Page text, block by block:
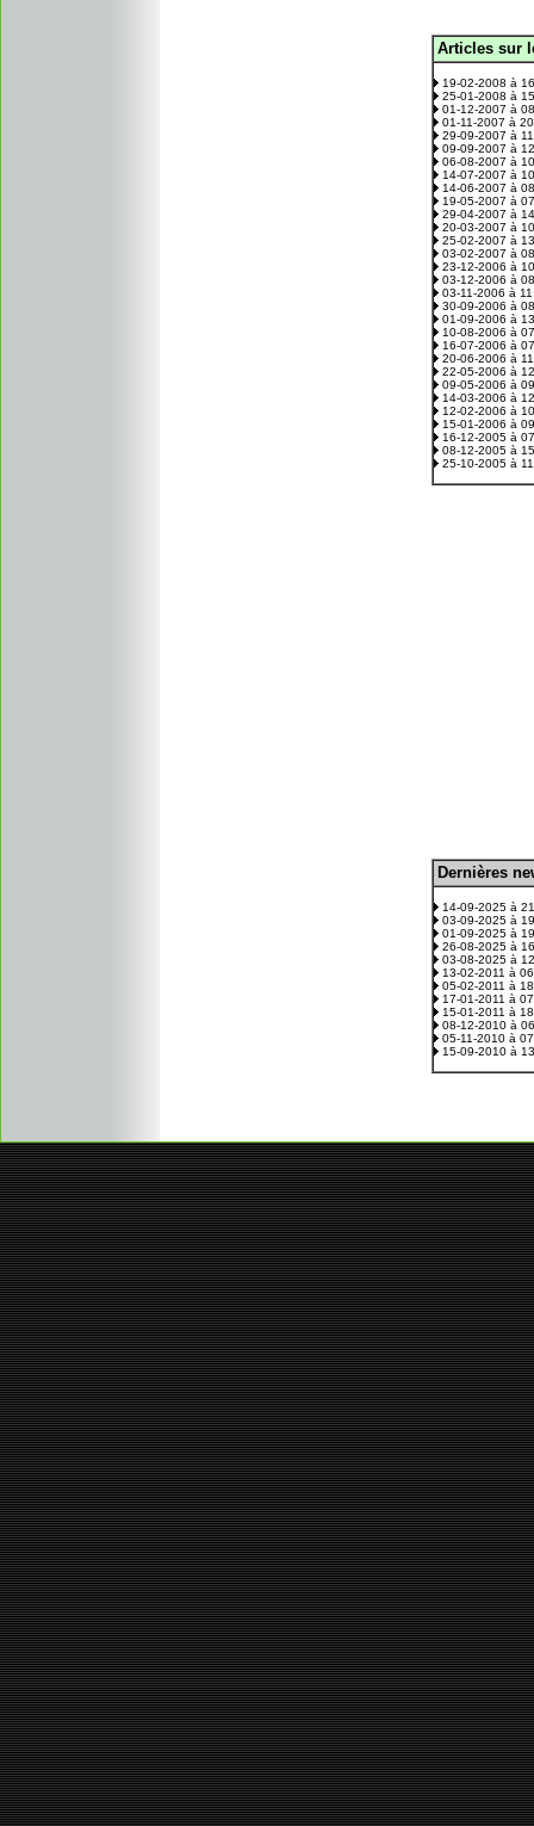
Articles sur
19-02-2008 à
25-01-2008 à
01-12-2007 à
01-11-2007 à
29-09-2007 à
09-09-2007 à
06-08-2007 à
14-07-2007 à
14-06-2007 à
19-05-2007 à
29-04-2007 à
20-03-2007 à
25-02-2007 à
03-02-2007 à
23-12-2006 à
03-12-2006 à
03-11-2006 à
30-09-2006 à
01-09-2006 à
10-08-2006 à
16-07-2006 à
20-06-2006 à
22-05-2006 à
09-05-2006 à
14-03-2006 à
12-02-2006 à
15-01-2006 à
16-12-2005 à
08-12-2005 à
25-10-2005 à
Dernières
14-09-2025 à
03-09-2025 à
01-09-2025 à
26-08-2025 à
03-08-2025 à
13-02-2011 à
05-02-2011 à
17-01-2011 à
15-01-2011 à
08-12-2010 à
05-11-2010 à
15-09-2010 à